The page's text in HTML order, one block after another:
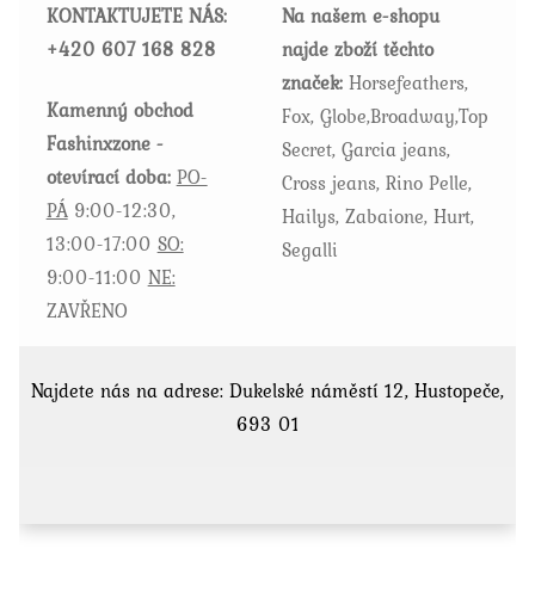
na
stránce
produktu
KONTAKTUJETE NÁS:
+420 607 168 828
Kamenný obchod
Fashinxzone -
otevírací doba: PO-
PÁ9:00-12:30,
13:00-17:00 SO:
9:00-11:00 NE:
ZAVŘENO
Na našem e-shopu
najde zboží těchto
značek: Horsefeathers,
Fox, Globe,Broadway,Top
Secret, Garcia jeans,
Cross jeans, Rino Pelle,
Hailys, Zabaione, Hurt,
Segalli
Najdete nás na adrese: Dukelské náměstí 12, Hustopeče,
693 01